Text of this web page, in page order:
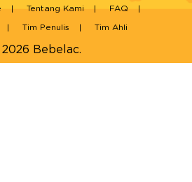
Bebelac.
Tentang Kami FAQ
Tim Penulis Tim Ahli